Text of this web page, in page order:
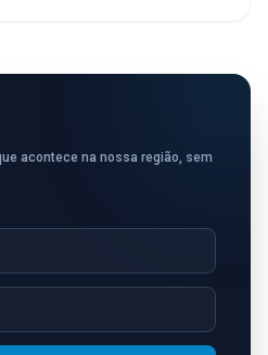
acontece na nossa região, sem